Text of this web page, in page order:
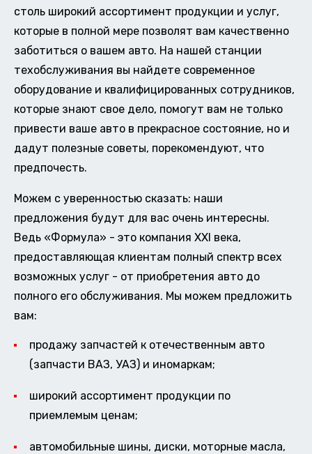
столь широкий ассортимент продукции и услуг,
которые в полной мере позволят вам качественно
заботиться о вашем авто. На нашей станции
техобслуживания вы найдете современное
оборудование и квалифицированных сотрудников,
которые знают свое дело, помогут вам не только
привести ваше авто в прекрасное состояние, но и
дадут полезные советы, порекомендуют, что
предпочесть.
Можем с уверенностью сказать: наши
предложения будут для вас очень интересны.
Ведь «Формула» - это компания XXI века,
предоставляющая клиентам полный спектр всех
возможных услуг - от приобретения авто до
полного его обслуживания. Мы можем предложить
вам:
продажу запчастей к отечественным авто
(запчасти ВАЗ, УАЗ) и иномаркам;
широкий ассортимент продукции по
приемлемым ценам;
автомобильные шины, диски, моторные масла,